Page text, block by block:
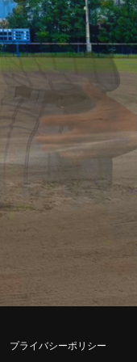
プライバシーポリシー